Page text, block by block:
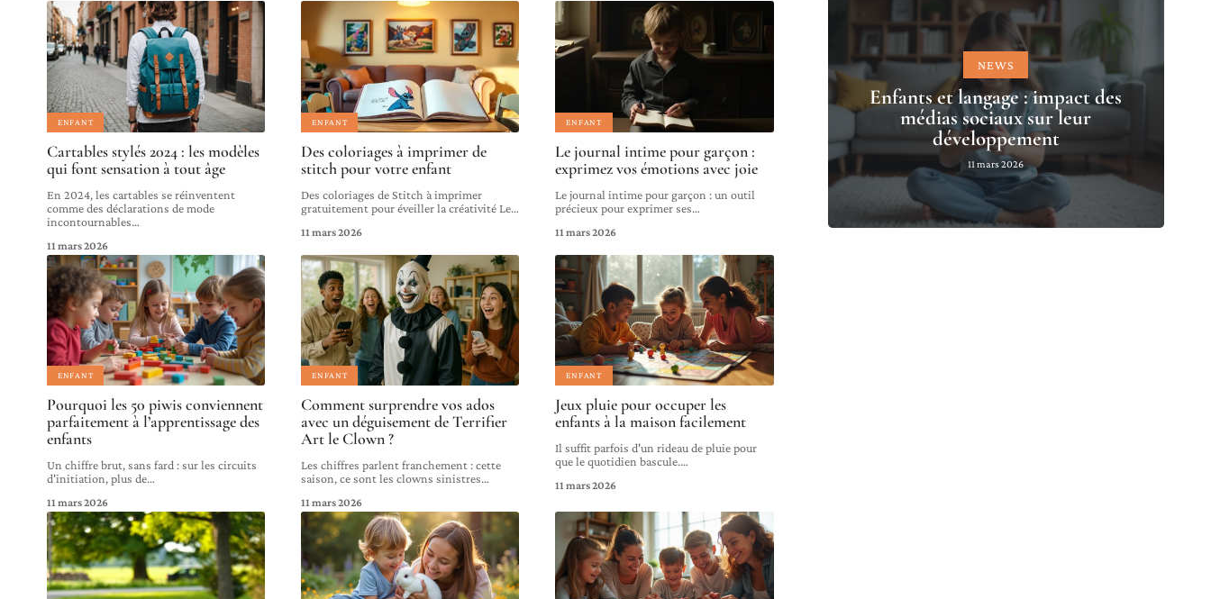
ENFANT
Cartables stylés 2024 : les modèles
qui font sensation à tout âge
En 2024, les cartables se réinventent
comme des déclarations de mode
incontournables…
11 mars 2026
ENFANT
Des coloriages à imprimer de
stitch pour votre enfant
Des coloriages de Stitch à imprimer
gratuitement pour éveiller la créativité Le…
11 mars 2026
ENFANT
Le journal intime pour garçon :
exprimez vos émotions avec joie
Le journal intime pour garçon : un outil
précieux pour exprimer ses…
11 mars 2026
ENFANT
Pourquoi les 50 piwis conviennent
parfaitement à l’apprentissage des
enfants
Un chiffre brut, sans fard : sur les circuits
d'initiation, plus de…
11 mars 2026
ENFANT
Comment surprendre vos ados
avec un déguisement de Terrifier
Art le Clown ?
Les chiffres parlent franchement : cette
saison, ce sont les clowns sinistres…
11 mars 2026
ENFANT
Jeux pluie pour occuper les
enfants à la maison facilement
Il suffit parfois d'un rideau de pluie pour
que le quotidien bascule.…
11 mars 2026
NEWS
Enfants et langage : impact des
médias sociaux sur leur
développement
11 mars 2026